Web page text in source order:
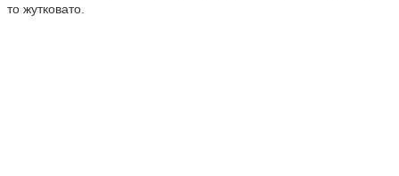
то жутковато.